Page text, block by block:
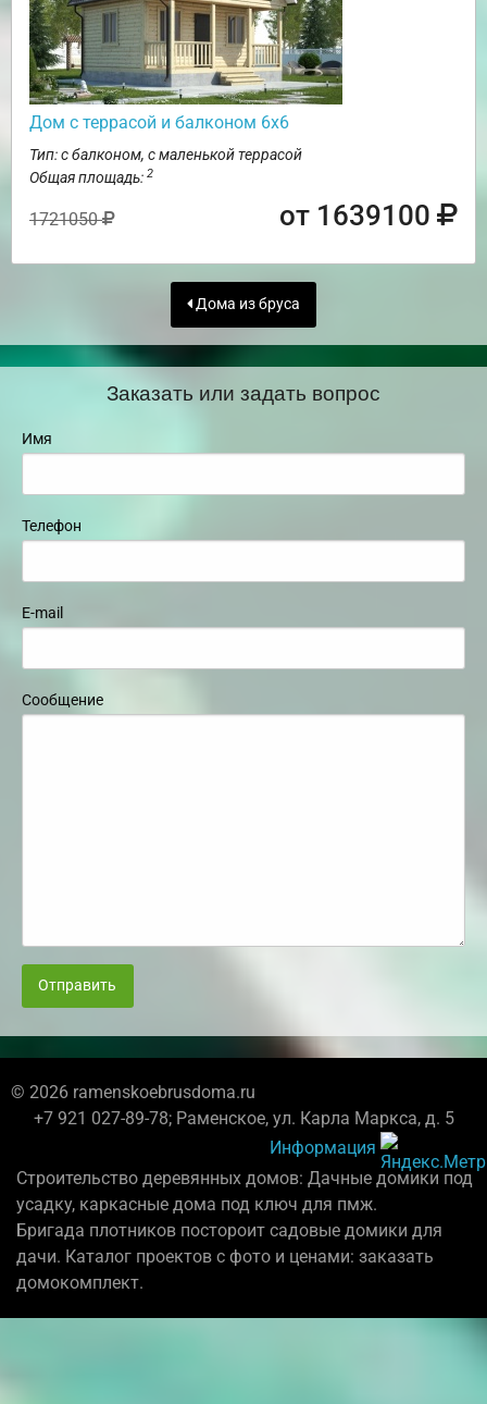
Дом с террасой и балконом 6х6
Тип: с балконом, с маленькой террасой
Общая площадь: 2
1721050 от 1639100
Дома из бруса
Заказать или задать вопрос
Имя
Телефон
E-mail
Сообщение
Отправить
© 2026 ramenskoebrusdoma.ru
+7 921 027-89-78; Раменское, ул. Карла Маркса, д. 5
Информация
Строительство деревянных домов: Дачные домики под
усадку, каркасные дома под ключ для пмж.
Бригада плотников постороит садовые домики для
дачи. Каталог проектов с фото и ценами: заказать
домокомплект.